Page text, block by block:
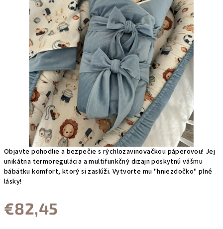
Objavte pohodlie a bezpečie s rýchlozavinovačkou páperovou! Jej
unikátna termoregulácia a multifunkčný dizajn poskytnú vášmu
bábätku komfort, ktorý si zaslúži. Vytvorte mu "hniezdočko" plné
lásky!
€82,45